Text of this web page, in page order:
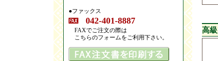
●ファックス
042-401-8887
FAXでご注文の際は
こちらのフォームをご利用下さい。
高